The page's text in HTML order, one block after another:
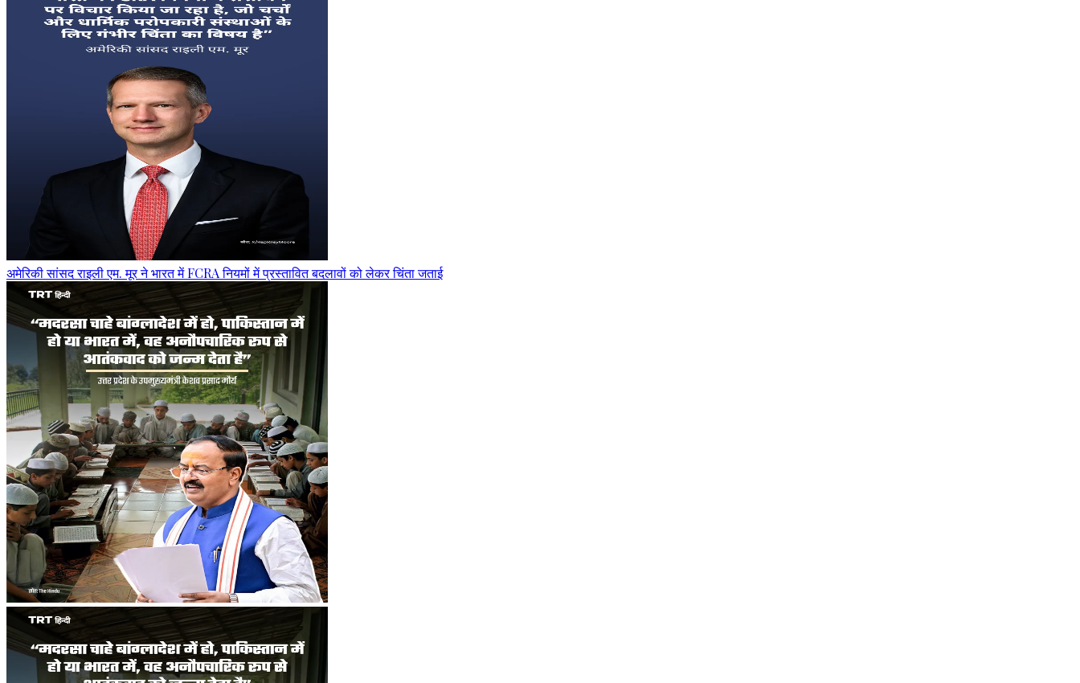
अमेरिकी सांसद राइली एम. मूर ने भारत में FCRA नियमों में प्रस्तावित बदलावों को लेकर चिंता जताई